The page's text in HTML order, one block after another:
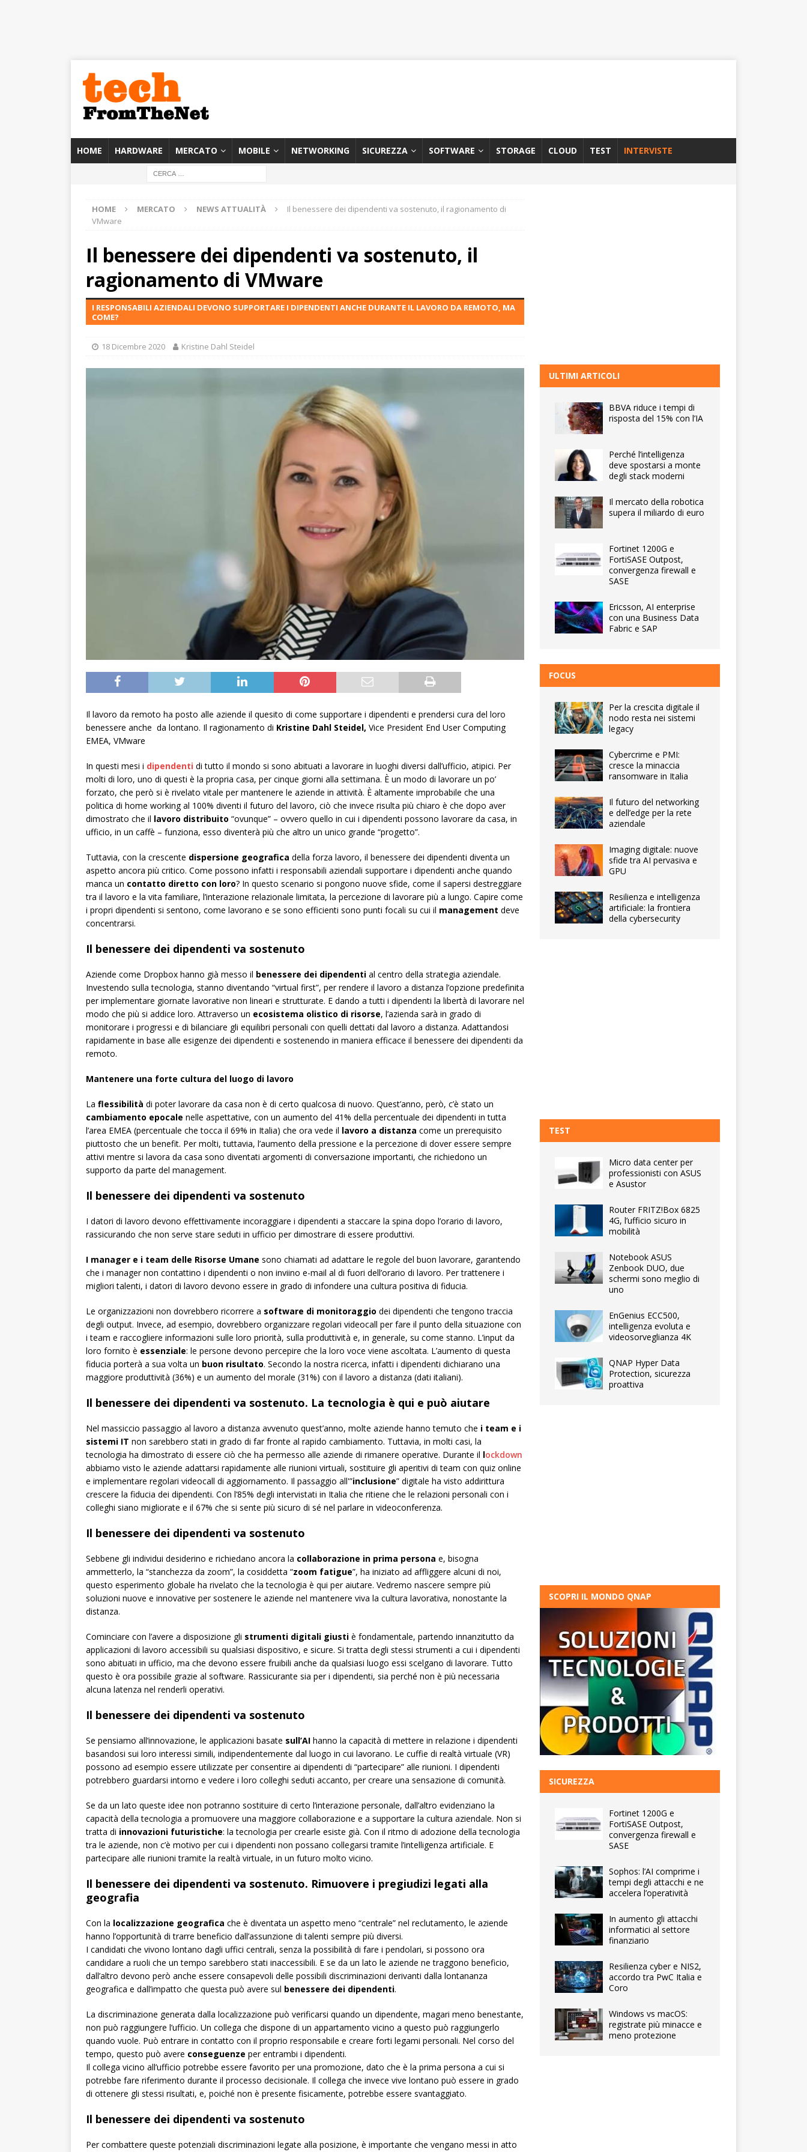
HOME HARDWARE MERCATO MOBILE NETWORKING SICUREZZA SOFTWARE STORAGE CLOUD TEST INTERVISTE
HOME MERCATO NEWS ATTUALITÀ
Il benessere dei dipendenti va sostenuto, il ragionamento di
VMware
Il benessere dei dipendenti va sostenuto, il
ragionamento di VMware
I RESPONSABILI AZIENDALI DEVONO SUPPORTARE I DIPENDENTI ANCHE DURANTE IL LAVORO DA REMOTO, MA
COME?
18 Dicembre 2020 Kristine Dahl Steidel
Il lavoro da remoto ha posto alle aziende il quesito di come supportare i dipendenti e prendersi cura del loro
benessere anche da lontano. Il ragionamento di Kristine Dahl Steidel, Vice President End User Computing
EMEA, VMware
In questi mesi i dipendenti di tutto il mondo si sono abituati a lavorare in luoghi diversi dall’ufficio, atipici. Per
molti di loro, uno di questi è la propria casa, per cinque giorni alla settimana. È un modo di lavorare un po’
forzato, che però si è rivelato vitale per mantenere le aziende in attività. È altamente improbabile che una
politica di home working al 100% diventi il futuro del lavoro, ciò che invece risulta più chiaro è che dopo aver
dimostrato che il lavoro distribuito “ovunque” – ovvero quello in cui i dipendenti possono lavorare da casa, in
ufficio, in un caffè – funziona, esso diventerà più che altro un unico grande “progetto”.
Tuttavia, con la crescente dispersione geografica della forza lavoro, il benessere dei dipendenti diventa un
aspetto ancora più critico. Come possono infatti i responsabili aziendali supportare i dipendenti anche quando
manca un contatto diretto con loro? In questo scenario si pongono nuove sfide, come il sapersi destreggiare
tra il lavoro e la vita familiare, l’interazione relazionale limitata, la percezione di lavorare più a lungo. Capire come
i propri dipendenti si sentono, come lavorano e se sono efficienti sono punti focali su cui il management deve
concentrarsi.
Il benessere dei dipendenti va sostenuto
Aziende come Dropbox hanno già messo il benessere dei dipendenti al centro della strategia aziendale.
Investendo sulla tecnologia, stanno diventando “virtual first”, per rendere il lavoro a distanza l’opzione predefinita
per implementare giornate lavorative non lineari e strutturate. E dando a tutti i dipendenti la libertà di lavorare nel
modo che più si addice loro. Attraverso un ecosistema olistico di risorse, l’azienda sarà in grado di
monitorare i progressi e di bilanciare gli equilibri personali con quelli dettati dal lavoro a distanza. Adattandosi
rapidamente in base alle esigenze dei dipendenti e sostenendo in maniera efficace il benessere dei dipendenti da
remoto.
Mantenere una forte cultura del luogo di lavoro
La flessibilità di poter lavorare da casa non è di certo qualcosa di nuovo. Quest’anno, però, c’è stato un
cambiamento epocale nelle aspettative, con un aumento del 41% della percentuale dei dipendenti in tutta
l’area EMEA (percentuale che tocca il 69% in Italia) che ora vede il lavoro a distanza come un prerequisito
piuttosto che un benefit. Per molti, tuttavia, l’aumento della pressione e la percezione di dover essere sempre
attivi mentre si lavora da casa sono diventati argomenti di conversazione importanti, che richiedono un
supporto da parte del management.
Il benessere dei dipendenti va sostenuto
I datori di lavoro devono effettivamente incoraggiare i dipendenti a staccare la spina dopo l’orario di lavoro,
rassicurando che non serve stare seduti in ufficio per dimostrare di essere produttivi.
I manager e i team delle Risorse Umane sono chiamati ad adattare le regole del buon lavorare, garantendo
che i manager non contattino i dipendenti o non inviino e-mail al di fuori dell’orario di lavoro. Per trattenere i
migliori talenti, i datori di lavoro devono essere in grado di infondere una cultura positiva di fiducia.
Le organizzazioni non dovrebbero ricorrere a software di monitoraggio dei dipendenti che tengono traccia
degli output. Invece, ad esempio, dovrebbero organizzare regolari videocall per fare il punto della situazione con
i team e raccogliere informazioni sulle loro priorità, sulla produttività e, in generale, su come stanno. L’input da
loro fornito è essenziale: le persone devono percepire che la loro voce viene ascoltata. L’aumento di questa
fiducia porterà a sua volta un buon risultato. Secondo la nostra ricerca, infatti i dipendenti dichiarano una
maggiore produttività (36%) e un aumento del morale (31%) con il lavoro a distanza (dati italiani).
Il benessere dei dipendenti va sostenuto. La tecnologia è qui e può aiutare
Nel massiccio passaggio al lavoro a distanza avvenuto quest’anno, molte aziende hanno temuto che i team e i
sistemi IT non sarebbero stati in grado di far fronte al rapido cambiamento. Tuttavia, in molti casi, la
tecnologia ha dimostrato di essere ciò che ha permesso alle aziende di rimanere operative. Durante il lockdown
abbiamo visto le aziende adattarsi rapidamente alle riunioni virtuali, sostituire gli aperitivi di team con quiz online
e implementare regolari videocall di aggiornamento. Il passaggio all'”inclusione” digitale ha visto addirittura
crescere la fiducia dei dipendenti. Con l’85% degli intervistati in Italia che ritiene che le relazioni personali con i
colleghi siano migliorate e il 67% che si sente più sicuro di sé nel parlare in videoconferenza.
Il benessere dei dipendenti va sostenuto
Sebbene gli individui desiderino e richiedano ancora la collaborazione in prima persona e, bisogna
ammetterlo, la “stanchezza da zoom”, la cosiddetta “zoom fatigue”, ha iniziato ad affliggere alcuni di noi,
questo esperimento globale ha rivelato che la tecnologia è qui per aiutare. Vedremo nascere sempre più
soluzioni nuove e innovative per sostenere le aziende nel mantenere viva la cultura lavorativa, nonostante la
distanza.
Cominciare con l’avere a disposizione gli strumenti digitali giusti è fondamentale, partendo innanzitutto da
applicazioni di lavoro accessibili su qualsiasi dispositivo, e sicure. Si tratta degli stessi strumenti a cui i dipendenti
sono abituati in ufficio, ma che devono essere fruibili anche da qualsiasi luogo essi scelgano di lavorare. Tutto
questo è ora possibile grazie al software. Rassicurante sia per i dipendenti, sia perché non è più necessaria
alcuna latenza nel renderli operativi.
Il benessere dei dipendenti va sostenuto
Se pensiamo all’innovazione, le applicazioni basate sull’AI hanno la capacità di mettere in relazione i dipendenti
basandosi sui loro interessi simili, indipendentemente dal luogo in cui lavorano. Le cuffie di realtà virtuale (VR)
possono ad esempio essere utilizzate per consentire ai dipendenti di “partecipare” alle riunioni. I dipendenti
potrebbero guardarsi intorno e vedere i loro colleghi seduti accanto, per creare una sensazione di comunità.
Se da un lato queste idee non potranno sostituire di certo l’interazione personale, dall’altro evidenziano la
capacità della tecnologia a promuovere una maggiore collaborazione e a supportare la cultura aziendale. Non si
tratta di innovazioni futuristiche: la tecnologia per crearle esiste già. Con il ritmo di adozione della tecnologia
tra le aziende, non c’è motivo per cui i dipendenti non possano collegarsi tramite l’intelligenza artificiale. E
partecipare alle riunioni tramite la realtà virtuale, in un futuro molto vicino.
Il benessere dei dipendenti va sostenuto. Rimuovere i pregiudizi legati alla
geografia
Con la localizzazione geografica che è diventata un aspetto meno “centrale” nel reclutamento, le aziende
hanno l’opportunità di trarre beneficio dall’assunzione di talenti sempre più diversi.
I candidati che vivono lontano dagli uffici centrali, senza la possibilità di fare i pendolari, si possono ora
candidare a ruoli che un tempo sarebbero stati inaccessibili. E se da un lato le aziende ne traggono beneficio,
dall’altro devono però anche essere consapevoli delle possibili discriminazioni derivanti dalla lontananza
geografica e dall’impatto che questa può avere sul benessere dei dipendenti.
La discriminazione generata dalla localizzazione può verificarsi quando un dipendente, magari meno benestante,
non può raggiungere l’ufficio. Un collega che dispone di un appartamento vicino a questo può raggiungerlo
quando vuole. Può entrare in contatto con il proprio responsabile e creare forti legami personali. Nel corso del
tempo, questo può avere conseguenze per entrambi i dipendenti.
Il collega vicino all’ufficio potrebbe essere favorito per una promozione, dato che è la prima persona a cui si
potrebbe fare riferimento durante il processo decisionale. Il collega che invece vive lontano può essere in grado
di ottenere gli stessi risultati, e, poiché non è presente fisicamente, potrebbe essere svantaggiato.
Il benessere dei dipendenti va sostenuto
Per combattere queste potenziali discriminazioni legate alla posizione, è importante che vengano messi in atto
ULTIMI ARTICOLI
BBVA riduce i tempi di
risposta del 15% con l’IA
Perché l’intelligenza
deve spostarsi a monte
degli stack moderni
Il mercato della robotica
supera il miliardo di euro
Fortinet 1200G e
FortiSASE Outpost,
convergenza firewall e
SASE
Ericsson, AI enterprise
con una Business Data
Fabric e SAP
FOCUS
Per la crescita digitale il
nodo resta nei sistemi
legacy
Cybercrime e PMI:
cresce la minaccia
ransomware in Italia
Il futuro del networking
e dell’edge per la rete
aziendale
Imaging digitale: nuove
sfide tra AI pervasiva e
GPU
Resilienza e intelligenza
artificiale: la frontiera
della cybersecurity
TEST
Micro data center per
professionisti con ASUS
e Asustor
Router FRITZ!Box 6825
4G, l’ufficio sicuro in
mobilità
Notebook ASUS
Zenbook DUO, due
schermi sono meglio di
uno
EnGenius ECC500,
intelligenza evoluta e
videosorveglianza 4K
QNAP Hyper Data
Protection, sicurezza
proattiva
SCOPRI IL MONDO QNAP
SICUREZZA
Fortinet 1200G e
FortiSASE Outpost,
convergenza firewall e
SASE
Sophos: l’AI comprime i
tempi degli attacchi e ne
accelera l’operatività
In aumento gli attacchi
informatici al settore
finanziario
Resilienza cyber e NIS2,
accordo tra PwC Italia e
Coro
Windows vs macOS:
registrate più minacce e
meno protezione